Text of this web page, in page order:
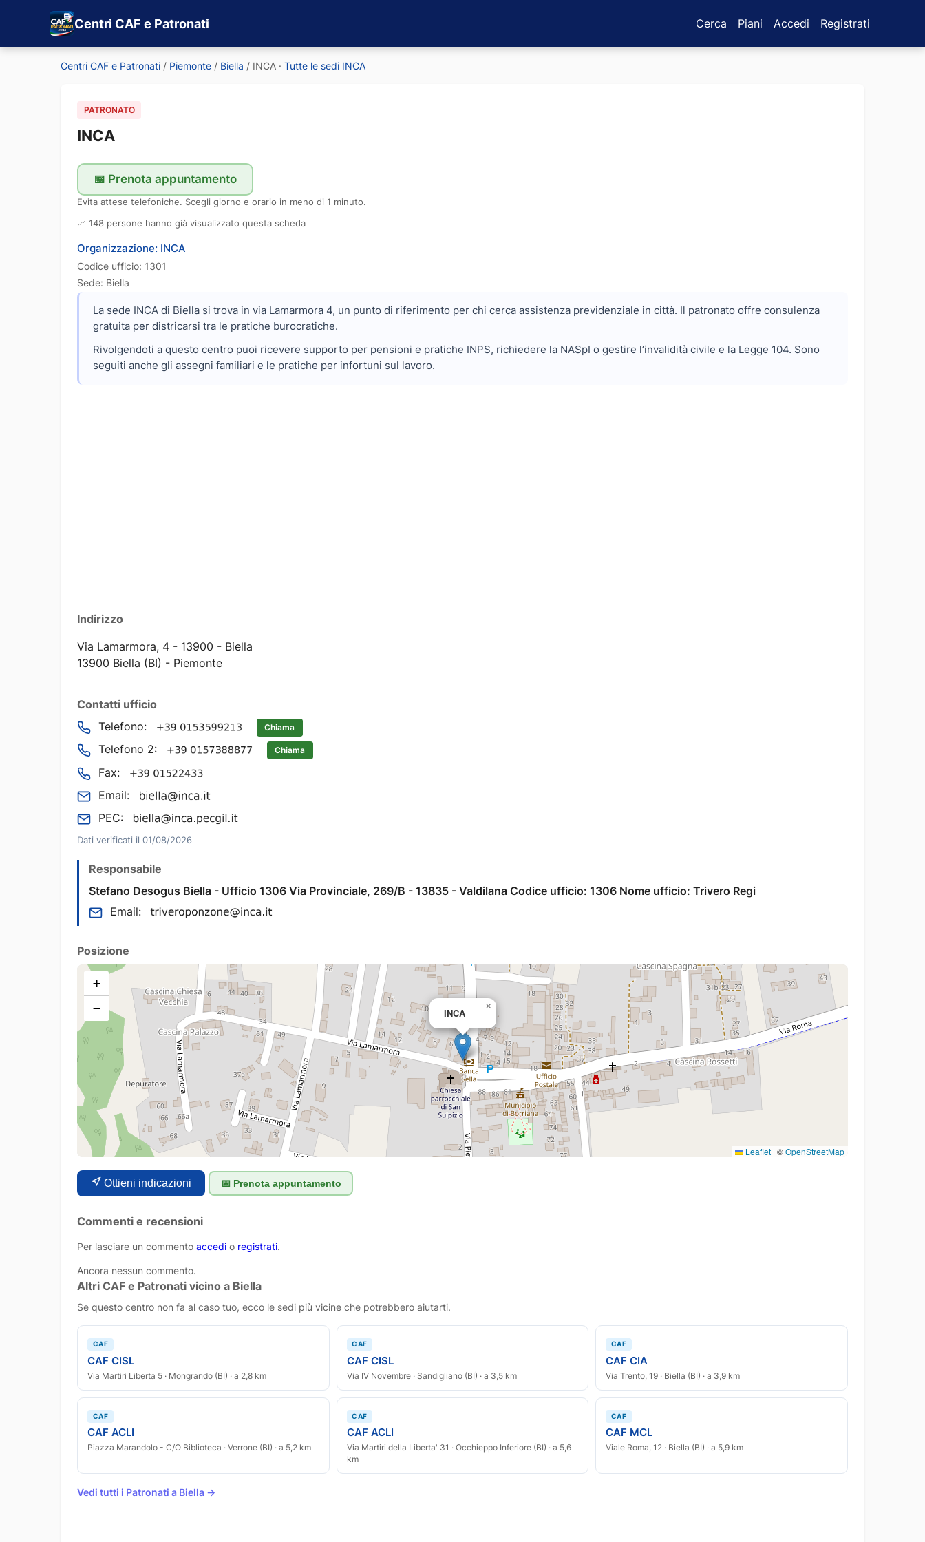
Centri CAF e Patronati Cerca Piani Accedi Registrati
Centri CAF e Patronati / Piemonte / Biella / INCA · Tutte le sedi INCA
PATRONATO
INCA
📅 Prenota appuntamento
Evita attese telefoniche. Scegli giorno e orario in meno di 1 minuto.
📈 148 persone hanno già visualizzato questa scheda
Organizzazione: INCA
Codice ufficio: 1301
Sede: Biella
La sede INCA di Biella si trova in via Lamarmora 4, un punto di riferimento per chi cerca assistenza previdenziale in città. Il patronato offre consulenza
gratuita per districarsi tra le pratiche burocratiche.
Rivolgendoti a questo centro puoi ricevere supporto per pensioni e pratiche INPS, richiedere la NASpI o gestire l’invalidità civile e la Legge 104. Sono
seguiti anche gli assegni familiari e le pratiche per infortuni sul lavoro.
Indirizzo
Via Lamarmora, 4 - 13900 - Biella
13900 Biella (BI) - Piemonte
Contatti ufficio
Telefono:
Chiama
Telefono 2: Chiama
Fax:
Email:
PEC:
Dati verificati il 01/08/2026
Responsabile
Stefano Desogus Biella - Ufficio 1306 Via Provinciale, 269/B - 13835 - Valdilana Codice ufficio: 1306 Nome ufficio: Trivero Regi
Email:
Posizione
INCA
×
+
−
Leaflet | ©OpenStreetMap
Ottieni indicazioni 📅 Prenota appuntamento
Commenti e recensioni
Per lasciare un commento accedi o registrati.
Ancora nessun commento.
Altri CAF e Patronati vicino a Biella
Se questo centro non fa al caso tuo, ecco le sedi più vicine che potrebbero aiutarti.
CAF
CAF CISL
Via Martiri Liberta 5 · Mongrando (BI) · a 2,8 km
CAF
CAF CISL
Via IV Novembre · Sandigliano (BI) · a 3,5 km
CAF
CAF CIA
Via Trento, 19 · Biella (BI) · a 3,9 km
CAF
CAF ACLI
Piazza Marandolo - C/O Biblioteca · Verrone (BI) · a 5,2 km
CAF
CAF ACLI
Via Martiri della Liberta' 31 · Occhieppo Inferiore (BI) · a 5,6
km
CAF
CAF MCL
Viale Roma, 12 · Biella (BI) · a 5,9 km
Vedi tutti i Patronati a Biella →